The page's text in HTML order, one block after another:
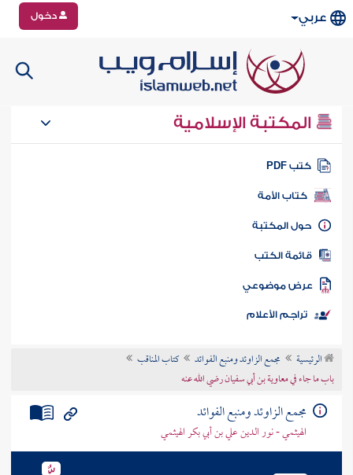
عربي دخول
المكتبة الإسلامية
كتب PDF
كتاب الأمة
المكتبة
الكتب
موضوعي
تراجم الأعلام
الرئيسية مجمع الزاوئد ومنبع الفوائد
كتاب المناقب
باب ما جاء في معاوية بن أبي سفيان رضي الله عنه
مجمع الزاوئد ومنبع الفوائد
الهيثمي - نور الدين علي بن أبي بكر الهيثمي